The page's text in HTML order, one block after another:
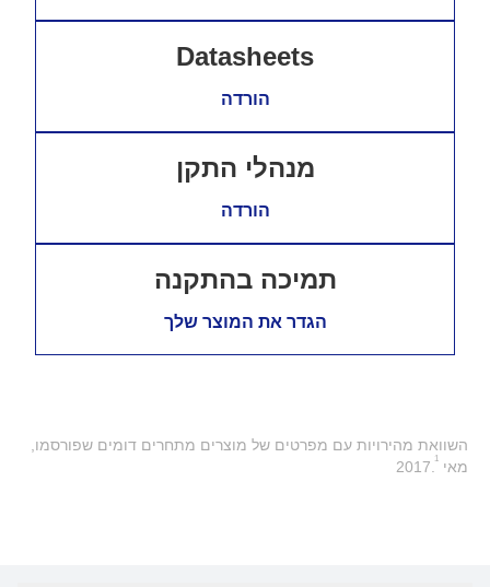
Datasheets
הורדה
מנהלי התקן
הורדה
תמיכה בהתקנה
הגדר את המוצר שלך
השוואת מהירויות עם מפרטים של מוצרים מתחרים דומים שפורסמו,
מאי 2017. 1